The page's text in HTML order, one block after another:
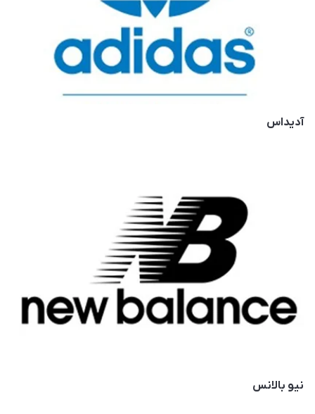
آدیداس
نیو بالانس